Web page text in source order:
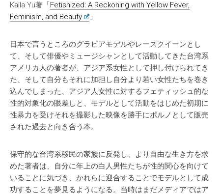
Kaila Yu著「Fetishized: A Reckoning with Yellow Fever,
Feminism, and Beauty
」
日本で言うところのグラビアモデルやレースクイーンとし
て、そして俳優やミュージシャンとして活動してきた台湾系
アメリカ人の著者が、アジア系女性として押し付けられてき
た、そして自分もそれに加担し自分より若い女性たちを巻き
込んでしまった、アジア人女性に対するフェティッシュ的な
性的対象化の眼差しと、モデルとして活動をはじめた初期に
性暴力を受けそれを撮影した映像を勝手にポルノとして販売
された過去と向き合う本。
保守的な台湾系移民の家族に反発し、より自由な生き方を求
めた著者は、自分に年上の白人男性たちが性的関心を向けて
いることに気づき、かれらに迎合することでモデルとして成
功することを夢見るようになる。当時はまだメディアではア